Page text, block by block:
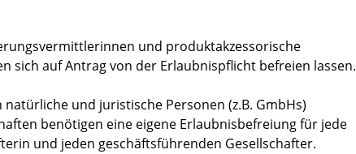
und produktakzessorische
sich auf Antrag von der Erlaubnispflicht befreien lassen.
und juristische Personen (z.B. GmbHs)
benötigen eine eigene Erlaubnisbefreiung für jede
und jeden geschäftsführenden Gesellschafter.